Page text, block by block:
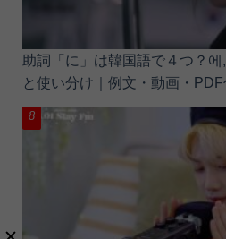
助詞「に」は韓国語で４つ？
と使い分け｜例文・動画・PDF